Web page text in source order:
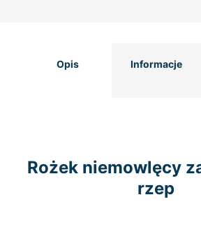
Opis Informacje
Rożek niemowlęcy
rzep